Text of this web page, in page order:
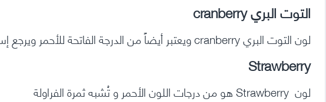
التوت البري cranberry
لون التوت البري cranberry ويعتبر أيضاً من الدرجة الفاتحة للأحمر ويرجع إسمه هذا إلى التوت البري
Strawberry
لون Strawberry هو من درجات اللون الأحمر و تُشبه ثمرة الفراولة